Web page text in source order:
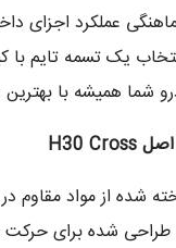
عملکرد اجزای
یک تسمه تایم
شما همیشه با بهترین
اصل
شده از مواد مقاوم
طراحی شده برای